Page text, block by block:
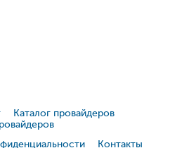
Каталог провайдеров
Контакты